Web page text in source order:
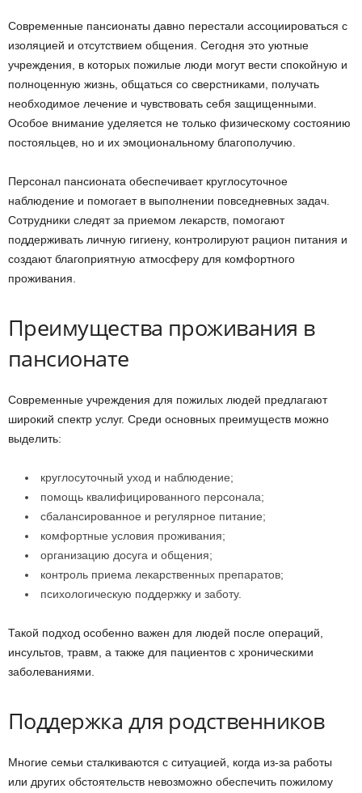
Современные пансионаты давно перестали ассоциироваться с
изоляцией и отсутствием общения. Сегодня это уютные
учреждения, в которых пожилые люди могут вести спокойную и
полноценную жизнь, общаться со сверстниками, получать
необходимое лечение и чувствовать себя защищенными.
Особое внимание уделяется не только физическому состоянию
постояльцев, но и их эмоциональному благополучию.
Персонал пансионата обеспечивает круглосуточное
наблюдение и помогает в выполнении повседневных задач.
Сотрудники следят за приемом лекарств, помогают
поддерживать личную гигиену, контролируют рацион питания и
создают благоприятную атмосферу для комфортного
проживания.
Преимущества проживания в
пансионате
Современные учреждения для пожилых людей предлагают
широкий спектр услуг. Среди основных преимуществ можно
выделить:
круглосуточный уход и наблюдение;
помощь квалифицированного персонала;
сбалансированное и регулярное питание;
комфортные условия проживания;
организацию досуга и общения;
контроль приема лекарственных препаратов;
психологическую поддержку и заботу.
Такой подход особенно важен для людей после операций,
инсультов, травм, а также для пациентов с хроническими
заболеваниями.
Поддержка для родственников
Многие семьи сталкиваются с ситуацией, когда из-за работы
или других обстоятельств невозможно обеспечить пожилому